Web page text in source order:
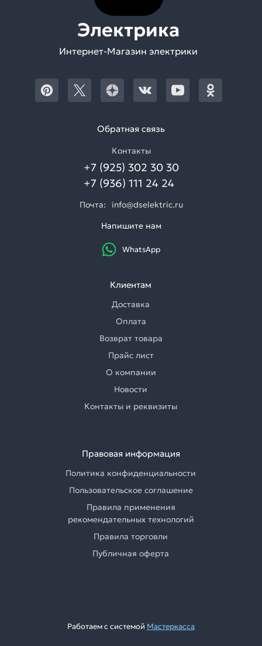
Электрика
Интернет-Магазин электрики
Обратная связь
Контакты
+7 (925) 302 30 30
+7 (936) 111 24 24
Почта:
info@dselektric.ru
Напишите нам
WhatsApp
Клиентам
Доставка
Оплата
Возврат товара
Прайс лист
О компании
Новости
Контакты и реквизиты
Правовая информация
Политика конфиденциальности
Пользовательское соглашение
Правила применения
рекомендательных технологий
Правила торговли
Публичная оферта
Работаем с системой Мастеркасса